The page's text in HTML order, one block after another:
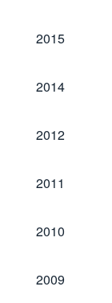
2015
2015
2014
2014
2012
2012
2011
2011
2010
2010
2009
2009